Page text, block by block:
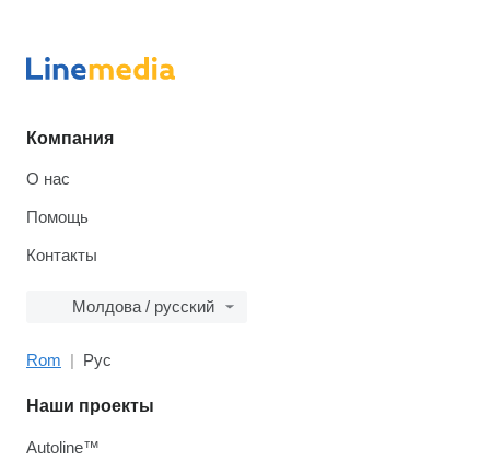
Компания
О нас
Помощь
Контакты
Молдова / русский
Rom Рус
Наши проекты
Autoline™